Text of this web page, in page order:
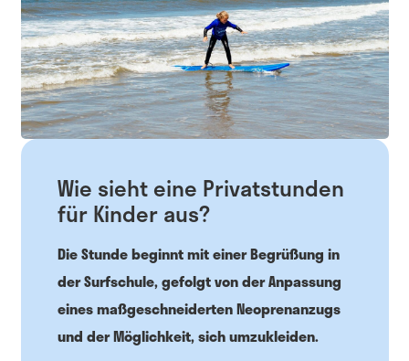
Wie sieht eine Privatstunden
für Kinder aus?
Die Stunde beginnt mit einer Begrüßung in
der Surfschule, gefolgt von der Anpassung
eines maßgeschneiderten Neoprenanzugs
und der Möglichkeit, sich umzukleiden.